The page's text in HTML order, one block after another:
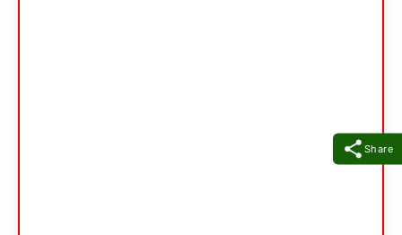
Share